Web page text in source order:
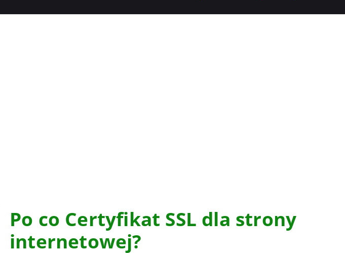
Po co Certyfikat SSL dla strony
internetowej?